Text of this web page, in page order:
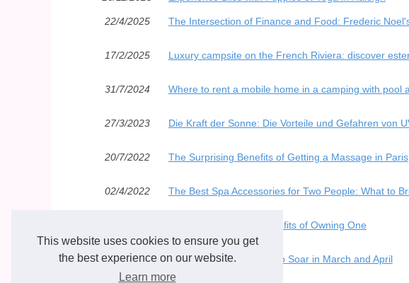
This website uses cookies to ensure you get
the best experience on our website.
Learn more
22/4/2025 The Intersection of Finance and Food: Frederic
17/2/2025 Luxury campsite on the French Riviera: discover
31/7/2024 Where to rent a mobile home in a camping with pool
27/3/2023 Die Kraft der Sonne: Die Vorteile und Gefahren von
20/7/2022 The Surprising Benefits of Getting a Massage in Paris
02/4/2022 The Best Spa Accessories for Two People: What to
3 Person Spas: The Benefits of Owning One
10/3/2022 Jacuzzi Sales Expected to Soar in March and April